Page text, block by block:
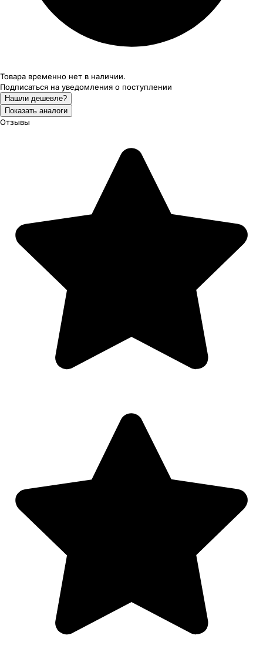
Товара временно нет в наличии.
Подписаться на уведомления о поступлении
Нашли дешевле?
Показать аналоги
Отзывы